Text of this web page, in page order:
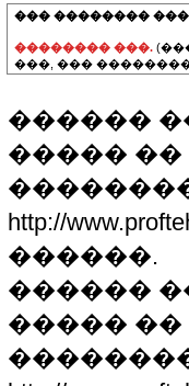
��� ��������
�������� ���.
���, ���
������
����� ��
http://
������.
������
����� ��